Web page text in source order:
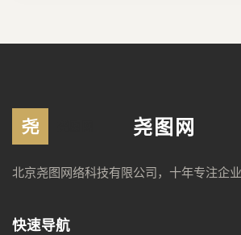
尧图网
北京尧图网络科技有限公司，十年专注企业
快速导航